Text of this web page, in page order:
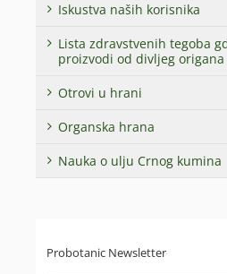
Iskustva naših korisnika
Lista zdravstvenih tegoba
proizvodi od divljeg origana
Otrovi u hrani
Organska hrana
Nauka o ulju Crnog kumina
Probotanic Newsletter